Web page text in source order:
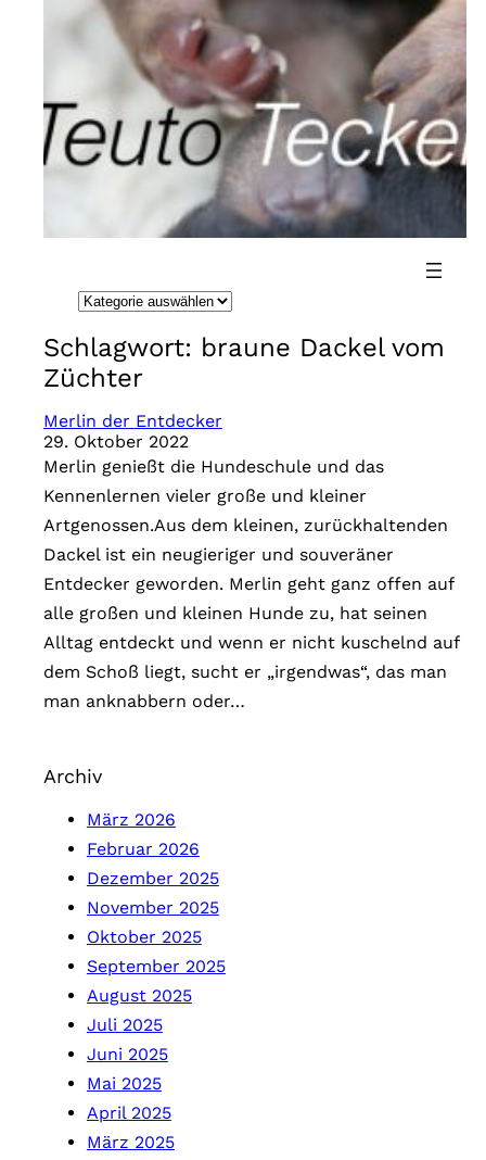
Direkt
wechseln
K
t
e
g
o
r
i
e
n
Schlagwort: braune Dackel vom
Züchter
Merlin der Entdecker
29. Oktober 2022
Merlin genießt die Hundeschule und das
Kennenlernen vieler große und kleiner
Artgenossen.Aus dem kleinen, zurückhaltenden
Dackel ist ein neugieriger und souveräner
Entdecker geworden. Merlin geht ganz offen auf
alle großen und kleinen Hunde zu, hat seinen
Alltag entdeckt und wenn er nicht kuschelnd auf
dem Schoß liegt, sucht er „irgendwas“, das man
man anknabbern oder…
Archiv
März 2026
Februar 2026
Dezember 2025
November 2025
Oktober 2025
September 2025
August 2025
Juli 2025
Juni 2025
Mai 2025
April 2025
März 2025